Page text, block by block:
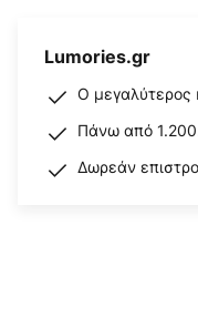
Lumories.gr
Ο μεγαλύτερος
Πάνω από
Δωρεάν